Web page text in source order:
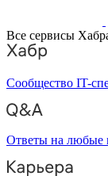
Все сервисы
Сообщество IT-
Ответы на любые